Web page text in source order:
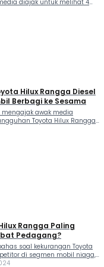
diajak untuk melihat 4
satunya ialah Toyota Hilux
Hilux Rangga Diesel
Berbagi ke Sesama
mengajak awak media
Toyota Hilux Rangga
13 Desember 2024. Total ada
Rangga Paling
Pedagang?
soal kekurangan Toyota
di segmen mobil niaga,
Max mungkin menjadi